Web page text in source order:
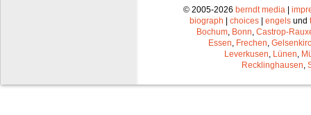
© 2005-2026 berndt media|
biograph
choices engels und
Bochum, Bonn, Castrop-
Essen, Frechen,
Leverkusen, Lünen,
Recklinghausen,